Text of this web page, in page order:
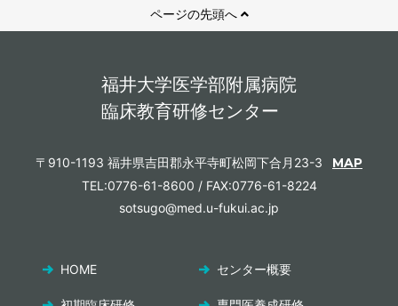
ページの先頭へ
福井大学医学部附属病院
臨床教育研修センター
〒910-1193 福井県吉田郡永平寺町松岡下合月23-3 MAP
TEL:0776-61-8600 / FAX:0776-61-8224
sotsugo@med.u-fukui.ac.jp
HOME センター概要